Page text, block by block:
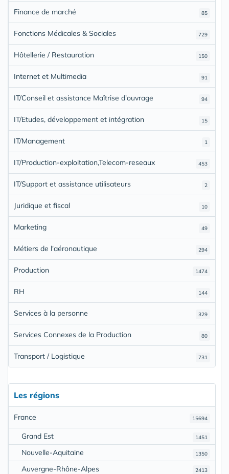
85
Finance de marché
729
Fonctions Médicales & Sociales
150
Hôtellerie / Restauration
91
Internet et Multimedia
94
IT/Conseil et assistance Maîtrise d'ouvrage
15
IT/Etudes, développement et intégration
1
IT/Management
453
IT/Production-exploitation,Telecom-reseaux
2
IT/Support et assistance utilisateurs
10
Juridique et fiscal
49
Marketing
294
Métiers de l'aéronautique
1474
Production
144
RH
329
Services à la personne
80
Services Connexes de la Production
731
Transport / Logistique
Les régions
15694
France
1451
Grand Est
1350
Nouvelle-Aquitaine
2413
Auvergne-Rhône-Alpes